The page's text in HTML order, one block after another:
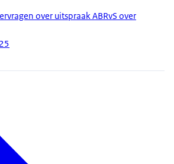
over uitspraak ABRvS over